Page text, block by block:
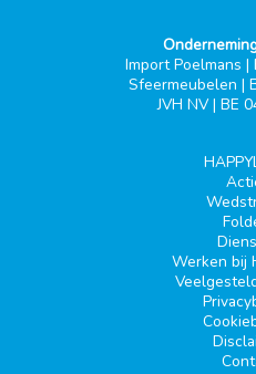
Import Poelmans |
Sfeermeubelen |
JVH NV | BE
Werken bij